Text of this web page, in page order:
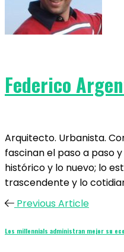
Federico
Arquitecto. Urbanista.
fascinan el paso a paso
histórico y lo nuevo; lo
trascendente y lo
Previous Article
Los millennials administran mejor su